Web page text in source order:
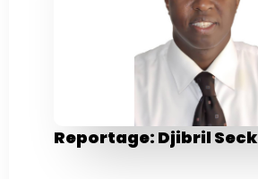
Reportage: Djibril Seck